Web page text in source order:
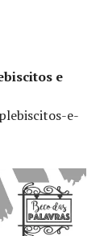
e
e-